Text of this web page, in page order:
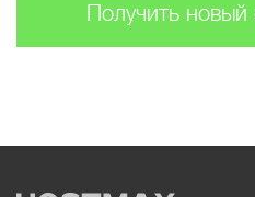
Получить новый